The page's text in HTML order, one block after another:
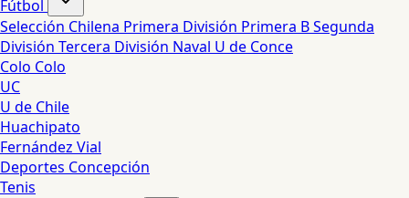
Fútbol
Selección Chilena Primera División Primera BSegunda
División Tercera División Naval U de Conce
Colo Colo
UC
U de Chile
Huachipato
Fernández Vial
Deportes Concepción
Tenis